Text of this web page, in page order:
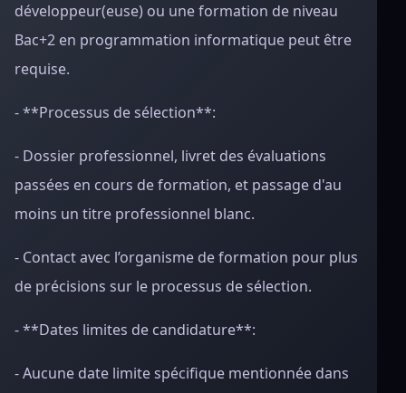
développeur(euse) ou une formation de niveau
Bac+2 en programmation informatique peut être
requise.
- **Processus de sélection**:
- Dossier professionnel, livret des évaluations
passées en cours de formation, et passage d'au
moins un titre professionnel blanc.
- Contact avec l’organisme de formation pour plus
de précisions sur le processus de sélection.
- **Dates limites de candidature**:
- Aucune date limite spécifique mentionnée dans